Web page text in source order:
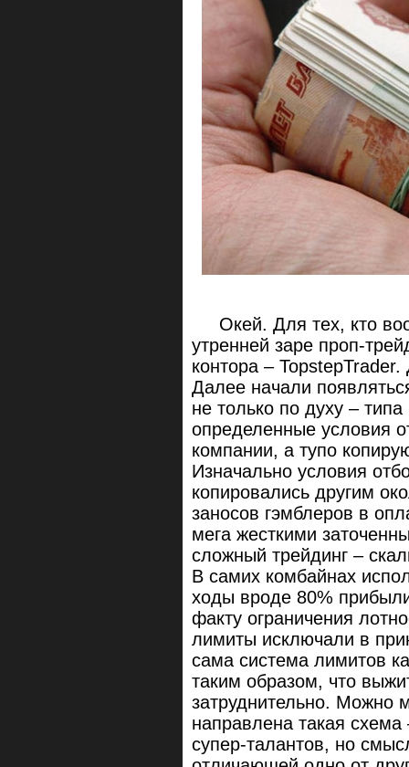
Окей. Для тех, кто
утренней заре проп-
контора –
Далее начали
не только по духу –
определенные условия
компании, а тупо
Изначально условия
копировались другим
заносов гэмблеров в
мега жесткими
сложный трейдинг –
В самих комбайнах
ходы вроде 80%
факту ограничения
лимиты исключали в
сама система лимитов
таким образом, что
затруднительно. Можно
направлена такая
супер-талантов, но